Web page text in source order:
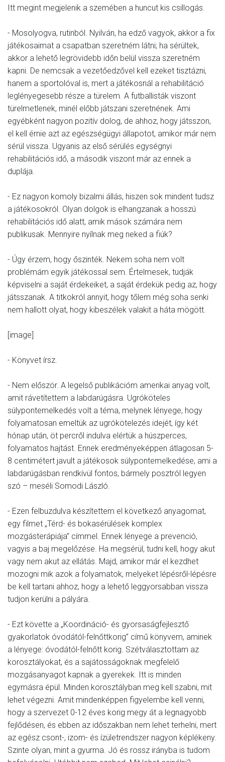
Itt megint megjelenik a szemében a huncut kis csillogás.
- Mosolyogva, rutinból. Nyilván, ha edző vagyok, akkor a fix
játékosaimat a csapatban szeretném látni; ha sérültek,
akkor a lehető legrövidebb időn belül vissza szeretném
kapni. De nemcsak a vezetőedzővel kell ezeket tisztázni,
hanem a sportolóval is, mert a játékosnál a rehabilitáció
leglényegesebb része a türelem. A futballisták viszont
türelmetlenek, minél előbb játszani szeretnének. Ami
egyébként nagyon pozitív dolog, de ahhoz, hogy játsszon,
el kell érnie azt az egészségügyi állapotot, amikor már nem
sérül vissza. Ugyanis az első sérülés egységnyi
rehabilitációs idő, a második viszont már az ennek a
duplája.
- Ez nagyon komoly bizalmi állás, hiszen sok mindent tudsz
a játékosokról. Olyan dolgok is elhangzanak a hosszú
rehabilitációs idő alatt, amik mások számára nem
publikusak. Mennyire nyílnak meg neked a fiúk?
- Úgy érzem, hogy őszinték. Nekem soha nem volt
problémám egyik játékossal sem. Értelmesek, tudják
képviselni a saját érdekeiket, a saját érdekük pedig az, hogy
játsszanak. A titkokról annyit, hogy tőlem még soha senki
nem hallott olyat, hogy kibeszélek valakit a háta mögött.
[image]
- Könyvet írsz.
- Nem először. A legelső publikációm amerikai anyag volt,
amit rávetítettem a labdarúgásra. Ugróköteles
súlypontemelkedés volt a téma, melynek lényege, hogy
folyamatosan emeltük az ugrókötelezés idejét, így két
hónap után, öt percről indulva elértük a húszperces,
folyamatos hajtást. Ennek eredményeképpen átlagosan 5-
8 centimétert javult a játékosok súlypontemelkedése, ami a
labdarúgásban rendkívül fontos, bármely posztról legyen
szó – meséli Somodi László.
- Ezen felbuzdulva készítettem el következő anyagomat,
egy filmet „Térd- és bokasérülések komplex
mozgásterápiája” címmel. Ennek lényege a prevenció,
vagyis a baj megelőzése. Ha megsérül, tudni kell, hogy akut
vagy nem akut az ellátás. Majd, amikor már el kezdhet
mozogni mik azok a folyamatok, melyeket lépésről-lépésre
be kell tartani ahhoz, hogy a lehető leggyorsabban vissza
tudjon kerülni a pályára.
- Ezt követte a „Koordináció- és gyorsaságfejlesztő
gyakorlatok óvodától-felnőttkorig” című könyvem, aminek
a lényege: óvodától-felnőtt korig. Szétválasztottam az
korosztályokat, és a sajátosságoknak megfelelő
mozgásanyagot kapnak a gyerekek. Itt is minden
egymásra épül. Minden korosztályban meg kell szabni, mit
lehet végezni. Amit mindenképpen figyelembe kell venni,
hogy a szervezet 0-12 éves korig megy át a legnagyobb
fejlődésen, és ebben az időszakban nem lehet terhelni, mert
az egész csont-, izom- és ízületrendszer nagyon képlékeny.
Szinte olyan, mint a gyurma. Jó és rossz irányba is tudom